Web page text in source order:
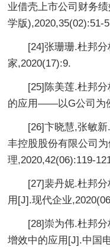
业借壳上市公司财务
学版),2020,35(02):51-
[24]张珊珊.杜邦分
家,2020(17):9.
[25]陈美莲.杜邦分
的应用——以G公司为
[26]卞晓慧,张敏新.
丰控股股份有限公司
理,2020,42(06):119-
[27]裴丹妮.杜邦分
用[J].现代企业
[28]崇为伟.杜邦分
增效中的应用[J].中国